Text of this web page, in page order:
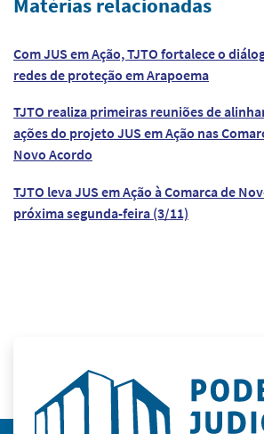
Com JUS em Ação, TJTO fortalece o
redes de proteção em Arapoema
TJTO realiza primeiras reuniões de
ações do projeto JUS em Ação nas
Novo Acordo
TJTO leva JUS em Ação à Comarca de
próxima segunda-feira (3/11)